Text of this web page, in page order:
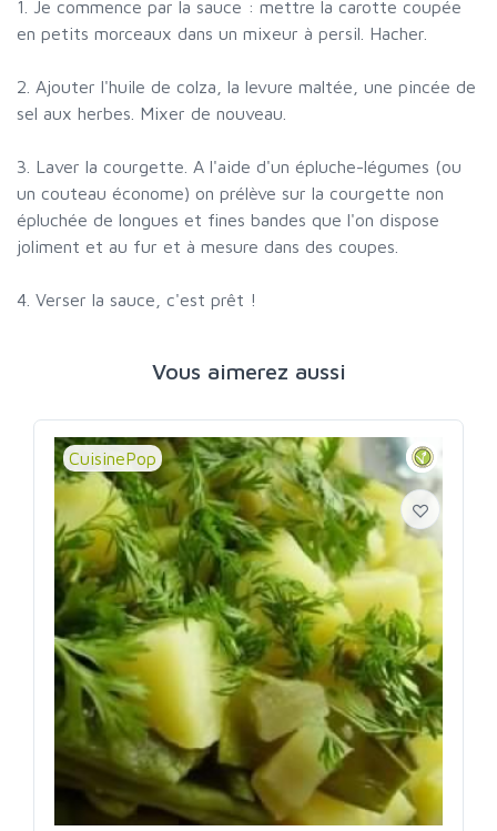
1. Je commence par la sauce : mettre la carotte coupée
en petits morceaux dans un mixeur à persil. Hacher.
2. Ajouter l'huile de colza, la levure maltée, une pincée de
sel aux herbes. Mixer de nouveau.
3. Laver la courgette. A l'aide d'un épluche-légumes (ou
un couteau économe) on prélève sur la courgette non
épluchée de longues et fines bandes que l'on dispose
joliment et au fur et à mesure dans des coupes.
4. Verser la sauce, c'est prêt !
Vous aimerez aussi
CuisinePop